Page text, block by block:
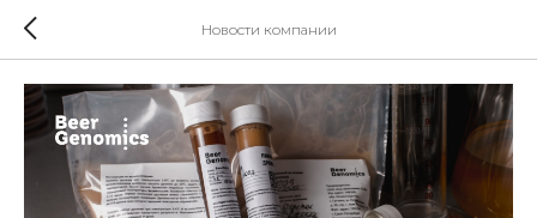
Новости компании